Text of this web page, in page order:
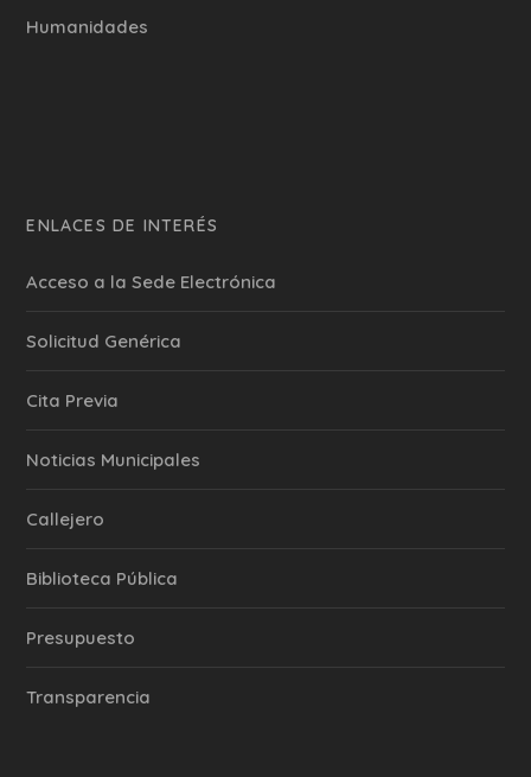
Humanidades
ENLACES DE INTERÉS
Acceso a la Sede Electrónica
Solicitud Genérica
Cita Previa
‎Noticias Municipales
Callejero
Biblioteca Pública
Presupuesto
Transparencia